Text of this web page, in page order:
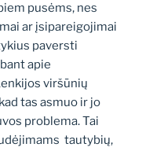
pusėms, nes
ar įsipareigojimai
paversti
apie
viršūnių
tas asmuo ir jo
problema. Tai
tautybių,